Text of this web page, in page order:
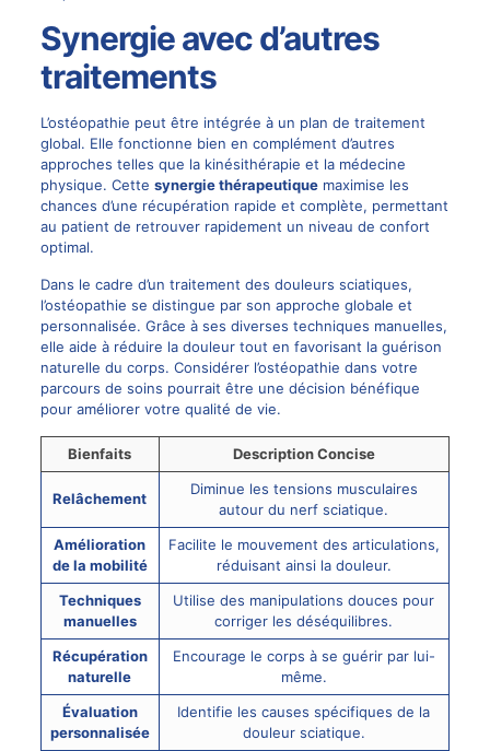
Synergie avec d’autres
traitements
L’ostéopathie peut être intégrée à un plan de traitement
global. Elle fonctionne bien en complément d’autres
approches telles que la kinésithérapie et la médecine
physique. Cette synergie thérapeutiquemaximise les
chances d’une récupération rapide et complète, permettant
au patient de retrouver rapidement un niveau de confort
optimal.
Dans le cadre d’un traitement des douleurs sciatiques,
l’ostéopathie se distingue par son approche globale et
personnalisée. Grâce à ses diverses techniques manuelles,
elle aide à réduire la douleur tout en favorisant la guérison
naturelle du corps. Considérer l’ostéopathie dans votre
parcours de soins pourrait être une décision bénéfique
pour améliorer votre qualité de vie.
Bienfaits Description Concise
Relâchement
Diminue les tensions musculaires
autour du nerf sciatique.
Amélioration
de la mobilité
Facilite le mouvement des articulations,
réduisant ainsi la douleur.
Techniques
manuelles
Utilise des manipulations douces pour
corriger les déséquilibres.
Récupération
naturelle
Encourage le corps à se guérir par lui-
même.
Évaluation
personnalisée
Identifie les causes spécifiques de la
douleur sciatique.